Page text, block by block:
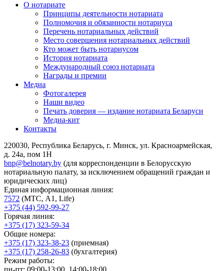
О нотариате
Принципы деятельности нотариата
Полномочия и обязанности нотариуса
Перечень нотариальных действий
Место совершения нотариальных действий
Кто может быть нотариусом
История нотариата
Международный союз нотариата
Награды и премии
Медиа
Фотогалерея
Наши видео
Печать доверия — издание нотариата Беларуси
Медиа-кит
Контакты
220030, Республика Беларусь, г. Минск, ул. Красноармейская,
д. 24а, пом 1Н
bnp@belnotary.by (для корреспонденции в Белорусскую
нотариальную палату, за исключением обращений граждан и
юридических лиц)
Единая информационная линия:
7572 (МТС, A1, Life)
+375 (44) 592-99-27
Горячая линия:
+375 (17) 323-59-34
Общие номера:
+375 (17) 323-38-23 (приемная)
+375 (17) 258-26-83 (бухгалтерия)
Режим работы: